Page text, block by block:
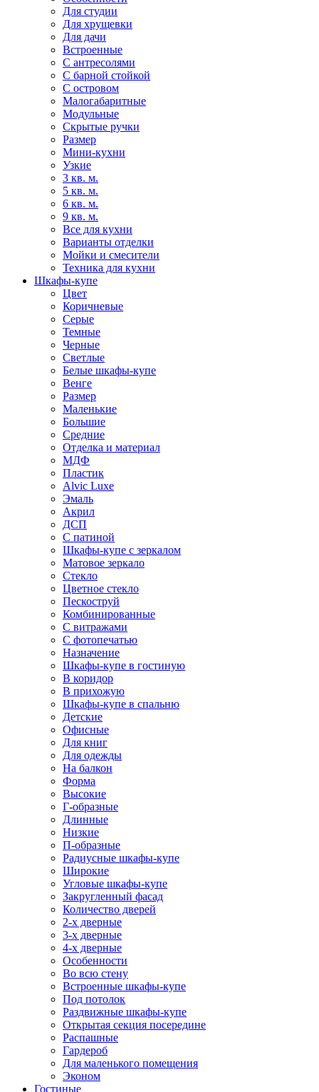
Для студии
Для хрущевки
Для дачи
Встроенные
С антресолями
С барной стойкой
С островом
Малогабаритные
Модульные
Скрытые ручки
Размер
Мини-кухни
Узкие
3 кв. м.
5 кв. м.
6 кв. м.
9 кв. м.
Все для кухни
Варианты отделки
Мойки и смесители
Техника для кухни
Шкафы-купе
Цвет
Коричневые
Серые
Темные
Черные
Светлые
Белые шкафы-купе
Венге
Размер
Маленькие
Большие
Средние
Отделка и материал
МДФ
Пластик
Alvic Luxe
Эмаль
Акрил
ДСП
С патиной
Шкафы-купе с зеркалом
Матовое зеркало
Стекло
Цветное стекло
Пескоструй
Комбинированные
С витражами
С фотопечатью
Назначение
Шкафы-купе в гостиную
В коридор
В прихожую
Шкафы-купе в спальню
Детские
Офисные
Для книг
Для одежды
На балкон
Форма
Высокие
Г-образные
Длинные
Низкие
П-образные
Радиусные шкафы-купе
Широкие
Угловые шкафы-купе
Закругленный фасад
Количество дверей
2-х дверные
3-х дверные
4-х дверные
Особенности
Во всю стену
Встроенные шкафы-купе
Под потолок
Раздвижные шкафы-купе
Открытая секция посередине
Распашные
Гардероб
Для маленького помещения
Эконом
Гостиные